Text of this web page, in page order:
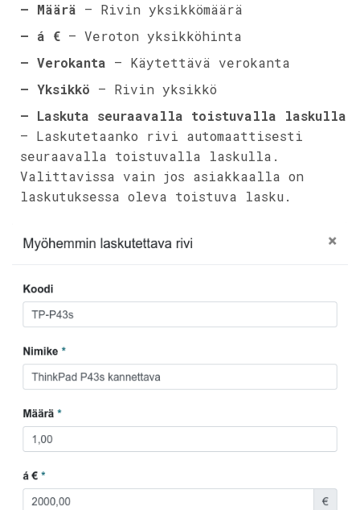
– Määrä – Rivin yksikkömäärä
– á € – Veroton yksikköhinta
– Verokanta – Käytettävä verokanta
– Yksikkö – Rivin yksikkö
– Laskuta seuraavalla toistuvalla laskulla
– Laskutetaanko rivi automaattisesti
seuraavalla toistuvalla laskulla.
Valittavissa vain jos asiakkaalla on
laskutuksessa oleva toistuva lasku.